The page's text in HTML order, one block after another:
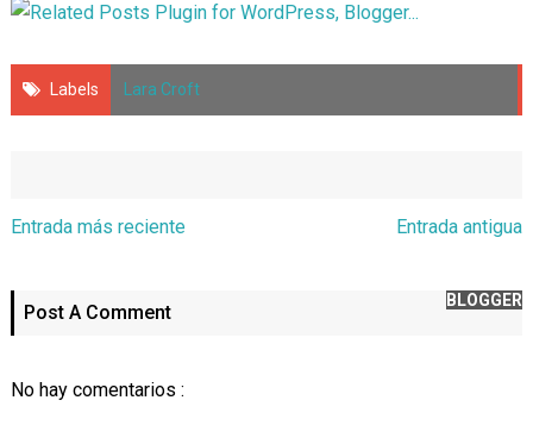
Labels Lara Croft
Entrada más reciente Entrada antigua
Post A Comment
BLOGGER
No hay comentarios :